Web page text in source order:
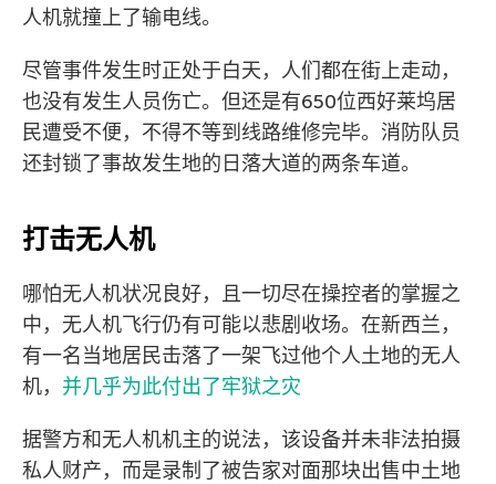
人机就撞上了输电线。
尽管事件发生时正处于白天，人们都在街上走动，
也没有发生人员伤亡。但还是有650位西好莱坞居
民遭受不便，不得不等到线路维修完毕。消防队员
还封锁了事故发生地的日落大道的两条车道。
打击无人机
哪怕无人机状况良好，且一切尽在操控者的掌握之
中，无人机飞行仍有可能以悲剧收场。在新西兰，
有一名当地居民击落了一架飞过他个人土地的无人
机， 并几乎为此付出了牢狱之灾
据警方和无人机机主的说法，该设备并未非法拍摄
私人财产，而是录制了被告家对面那块出售中土地